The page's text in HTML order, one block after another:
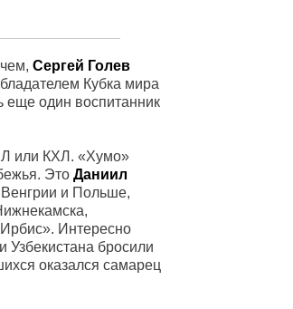
Сергей Голев
Кубка мира
еще один воспитанник
или КХЛ. «Хумо»
Это Даниил
и Польше,
Интересно
Узбекистана бросили
оказался самарец